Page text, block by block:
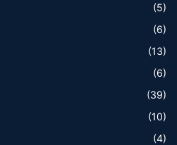
(5)
(6)
(13)
(6)
(39)
(10)
(4)